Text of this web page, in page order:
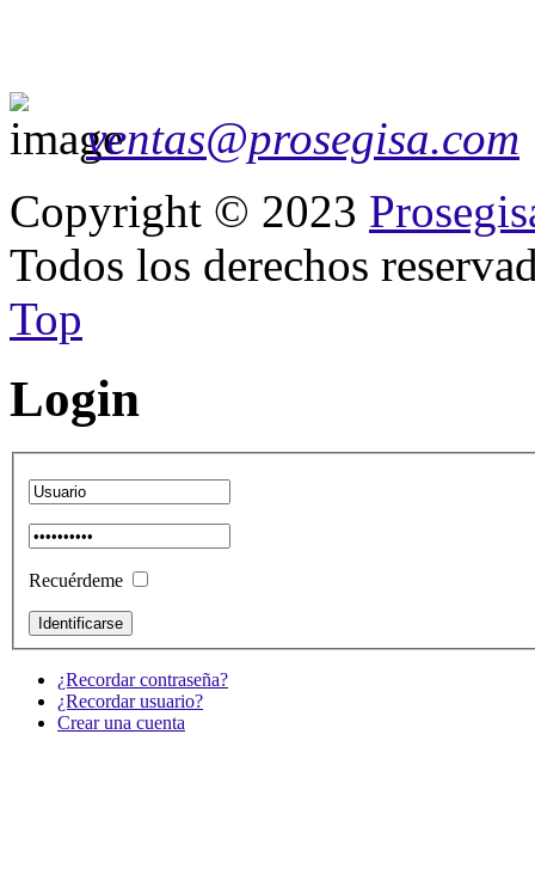
ventas@prosegisa.com
Copyright © 2023
Todos los derechos
Top
Login
Recuérdeme
¿Recordar contraseña?
¿Recordar usuario?
Crear una cuenta